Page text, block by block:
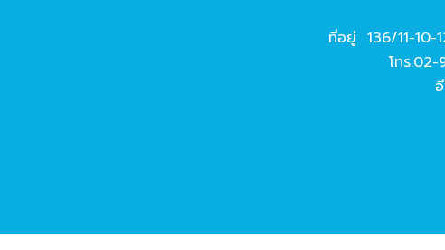
ที่อยู่ 136/11-10-
โทร.02-